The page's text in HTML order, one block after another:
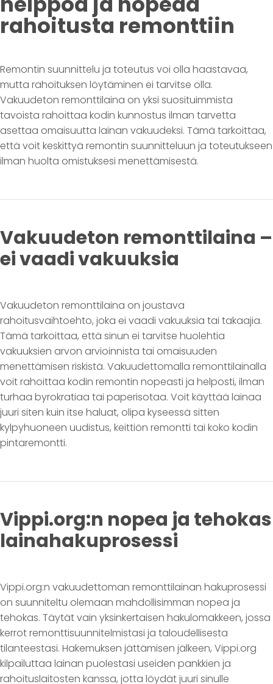
rahoitusta remonttiin
Remontin suunnittelu ja toteutus voi olla haastavaa,
mutta rahoituksen löytäminen ei tarvitse olla.
Vakuudeton remonttilaina on yksi suosituimmista
tavoista rahoittaa kodin kunnostus ilman tarvetta
asettaa omaisuutta lainan vakuudeksi. Tämä tarkoittaa,
että voit keskittyä remontin suunnitteluun ja toteutukseen
ilman huolta omistuksesi menettämisestä.
Vakuudeton remonttilaina –
ei vaadi vakuuksia
Vakuudeton remonttilaina on joustava
rahoitusvaihtoehto, joka ei vaadi vakuuksia tai takaajia.
Tämä tarkoittaa, että sinun ei tarvitse huolehtia
vakuuksien arvon arvioinnista tai omaisuuden
menettämisen riskistä. Vakuudettomalla remonttilainalla
voit rahoittaa kodin remontin nopeasti ja helposti, ilman
turhaa byrokratiaa tai paperisotaa. Voit käyttää lainaa
juuri siten kuin itse haluat, olipa kyseessä sitten
kylpyhuoneen uudistus, keittiön remontti tai koko kodin
pintaremontti.
Vippi.org:n nopea ja tehokas
lainahakuprosessi
Vippi.org:n vakuudettoman remonttilainan hakuprosessi
on suunniteltu olemaan mahdollisimman nopea ja
tehokas. Täytät vain yksinkertaisen hakulomakkeen, jossa
kerrot remonttisuunnitelmistasi ja taloudellisesta
tilanteestasi. Hakemuksen jättämisen jälkeen, Vippi.org
kilpailuttaa lainan puolestasi useiden pankkien ja
rahoituslaitosten kanssa, jotta löydät juuri sinulle